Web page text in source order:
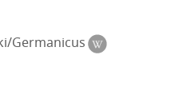
Germanicus